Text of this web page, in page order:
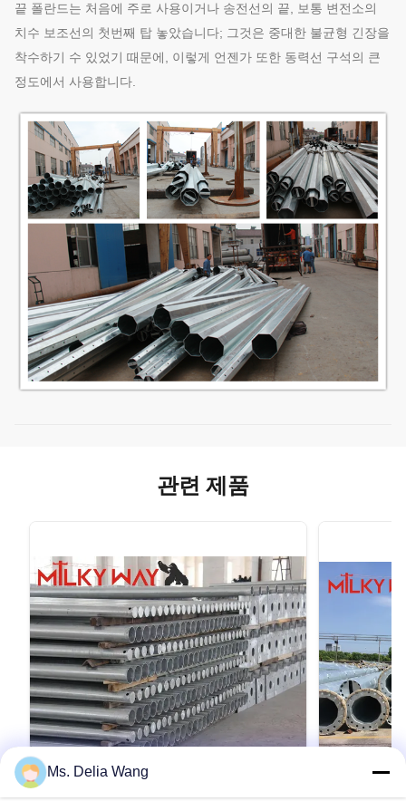
끝 폴란드는 처음에 주로 사용이거나 송전선의 끝, 보통 변전소의
치수 보조선의 첫번째 탑 놓았습니다; 그것은 중대한 불균형 긴장을
착수하기 수 있었기 때문에, 이렇게 언젠가 또한 동력선 구석의 큰
정도에서 사용합니다.
관련 제품
Ms. Delia Wang